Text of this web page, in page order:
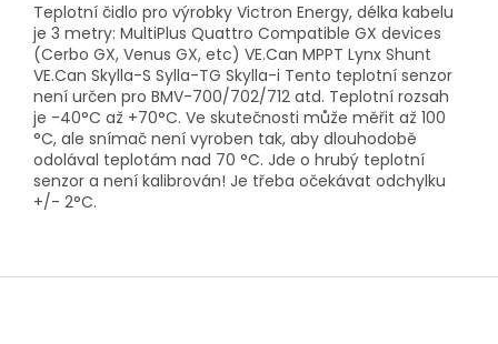
Teplotní čidlo pro výrobky Victron Energy, délka kabelu
je 3 metry: MultiPlus Quattro Compatible GX devices
(Cerbo GX, Venus GX, etc) VE.Can MPPT Lynx Shunt
VE.Can Skylla-S Sylla-TG Skylla-i Tento teplotní senzor
není určen pro BMV-700/702/712 atd. Teplotní rozsah
je -40°C až +70°C. Ve skutečnosti může měřit až 100
°C, ale snímač není vyroben tak, aby dlouhodobě
odolával teplotám nad 70 °C. Jde o hrubý teplotní
senzor a není kalibrován! Je třeba očekávat odchylku
+/- 2°C.
Z